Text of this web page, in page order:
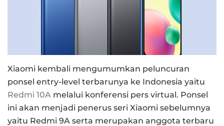
Xiaomi kembali mengumumkan peluncuran
ponsel entry-level terbarunya ke Indonesia yaitu
Redmi 10A melalui konferensi pers virtual. Ponsel
ini akan menjadi penerus seri Xiaomi sebelumnya
yaitu Redmi 9A serta merupakan anggota terbaru